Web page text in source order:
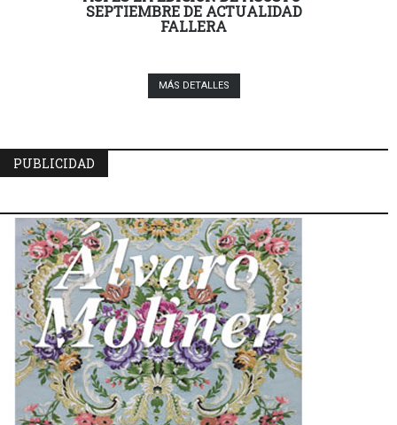
SEPTIEMBRE DE ACTUALIDAD
FALLERA
MÁS DETALLES
PUBLICIDAD